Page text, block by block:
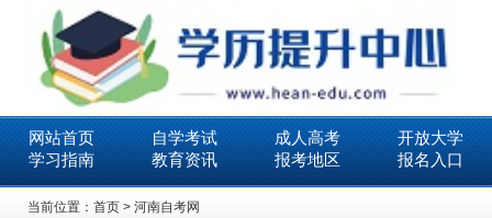
网站首页 自学考试 成人高考
开放大学
学习指南
教育资讯 报考地区 报名入口
当前位置： 首页 > 河南自考网